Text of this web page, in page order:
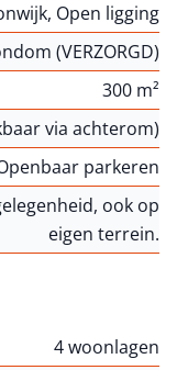
Open ligging
(VERZORGD)
300 m²
via achterom)
parkeren
ook op
eigen terrein.
4 woonlagen